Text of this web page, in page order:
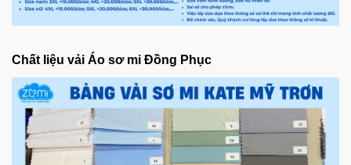
Chất liệu vải Áo sơ mi Đồng Phục